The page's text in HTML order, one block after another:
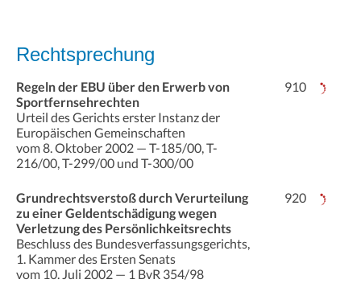
Rechtsprechung
Regeln der EBU über den Erwerb von
Sportfernsehrechten
Urteil des Gerichts erster Instanz der
Europäischen Gemeinschaften
vom 8. Oktober 2002 — T-185/00, T-
216/00, T-299/00 und T-300/00
910
Grundrechtsverstoß durch Verurteilung
zu einer Geldentschädigung wegen
Verletzung des Persönlichkeitsrechts
Beschluss des Bundesverfassungsgerichts,
1. Kammer des Ersten Senats
vom 10. Juli 2002 — 1 BvR 354/98
920